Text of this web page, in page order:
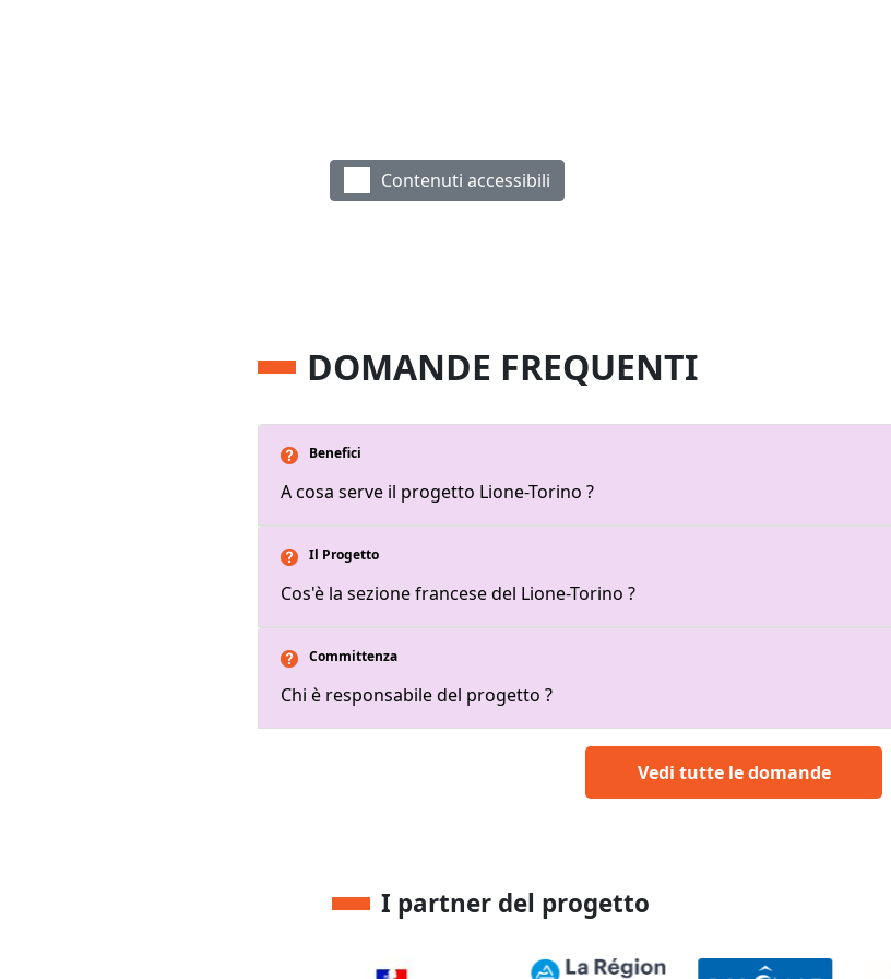
Contenuti accessibili
DOMANDE FREQUENTI
Benefici
A cosa serve il progetto Lione-Torino ?
Il Progetto
Cos'è la sezione francese del Lione-Torino ?
Committenza
Chi è responsabile del progetto ?
Vedi tutte le domande
I partner del progetto
Image